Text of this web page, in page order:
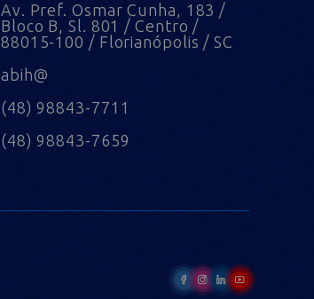
Av. Pref. Osmar Cunha, 183 /
Bloco B, Sl. 801 / Centro /
88015-100 / Florianópolis / SC
abih@
(48) 98843-7711
(48) 98843-7659